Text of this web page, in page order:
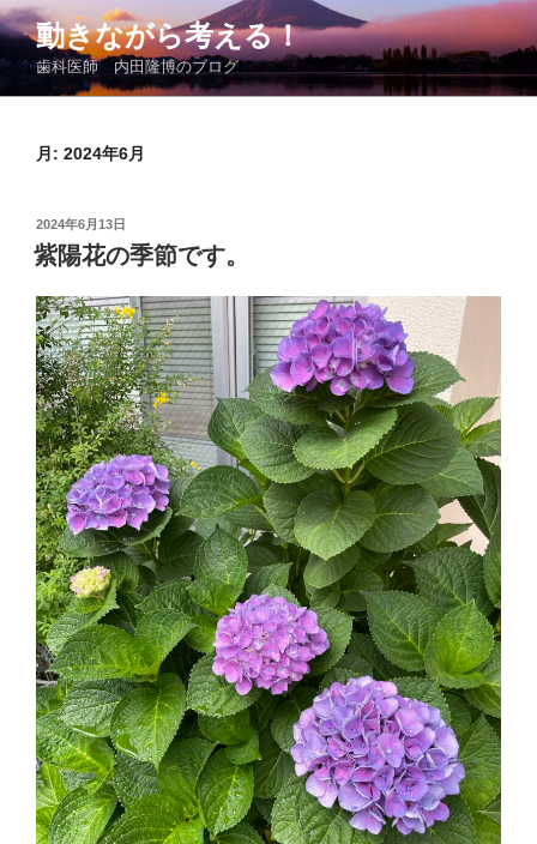
コ
ン
テ
ン
動きながら考える！
歯科医師 内田隆博のブログ
月: 2024年6月
投
稿
日:
2024年6月13日
紫陽花の季節です。